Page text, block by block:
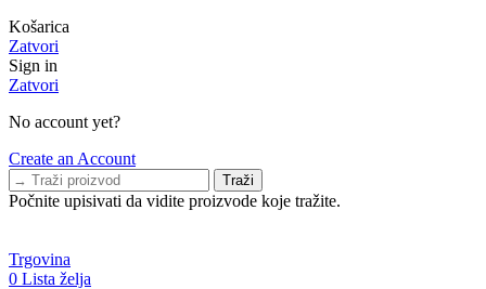
Košarica
Zatvori
Sign in
Zatvori
No account yet?
Create an Account
Traži
Počnite upisivati da vidite proizvode koje tražite.
Trgovina
0 Lista želja